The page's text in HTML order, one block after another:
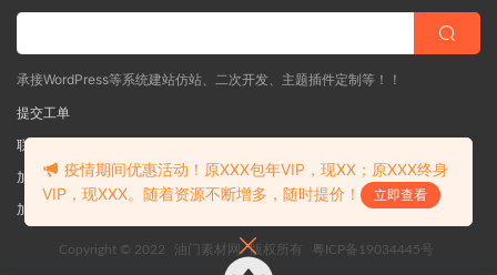
承接WordPress等系统建站仿站、二次开发、主题插件定制等！！
提交工单
联系客服
加入QQ一群（验证: mobantu）
加入QQ二群
Copyright © 2022 油门素材网 版权所有 粤ICP备19034445号
疫情期间优惠活动！原XXX包年VIP，现XX；原XXX终身
VIP，现XXX。随着资源不断增多，随时提价！
立即查看